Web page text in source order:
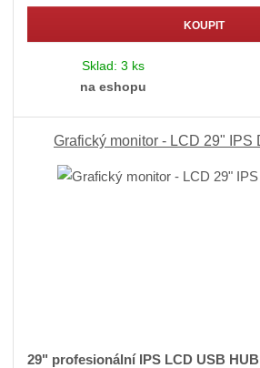
KOUPIT
Sklad: 3 ks
na eshopu
Grafický monitor - LCD 29" IPS
29" profesionální IPS LCD USB